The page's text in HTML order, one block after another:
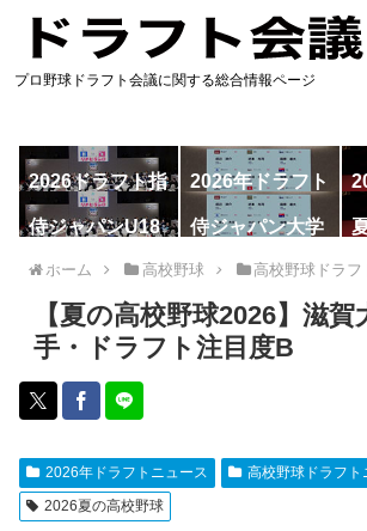
プロ野球ドラフト会議に関する総合情報ページ
2026ドラフト指
名予想
2026年ドラフト
候補
侍ジャパンU18
代表
侍ジャパン大学
代表
ホーム 高校野球 高校野球ドラフ
【夏の高校野球2026】滋
手・ドラフト注目度B
2026年ドラフトニュース
高校野球ドラフト
2026夏の高校野球